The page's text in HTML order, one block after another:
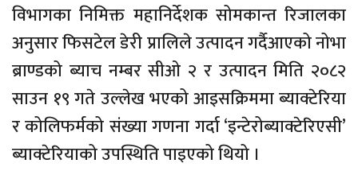
विभागका निमिक्त महानिर्देशक सोमकान्त रिजालका
अनुसार फिसटेल डेरी प्रालिले उत्पादन गर्दैआएको नोभा
ब्राण्डको ब्याच नम्बर सीओ २ र उत्पादन मिति २०८२
साउन १९ गते उल्लेख भएको आइसक्रिममा ब्याक्टेरिया
र कोलिफर्मको संख्या गणना गर्दा ‘इन्टेरोब्याक्टेरिएसी’
ब्याक्टेरियाको उपस्थिति पाइएको थियो ।